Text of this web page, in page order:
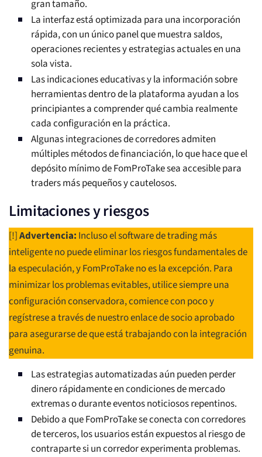
gran tamaño.
La interfaz está optimizada para una incorporación
rápida, con un único panel que muestra saldos,
operaciones recientes y estrategias actuales en una
sola vista.
Las indicaciones educativas y la información sobre
herramientas dentro de la plataforma ayudan a los
principiantes a comprender qué cambia realmente
cada configuración en la práctica.
Algunas integraciones de corredores admiten
múltiples métodos de financiación, lo que hace que el
depósito mínimo de FomProTake sea accesible para
traders más pequeños y cautelosos.
Limitaciones y riesgos
[!]Advertencia: Incluso el software de trading más
inteligente no puede eliminar los riesgos fundamentales de
la especulación, y FomProTake no es la excepción. Para
minimizar los problemas evitables, utilice siempre una
configuración conservadora, comience con poco y
regístrese a través de nuestro enlace de socio aprobado
para asegurarse de que está trabajando con la integración
genuina.
Las estrategias automatizadas aún pueden perder
dinero rápidamente en condiciones de mercado
extremas o durante eventos noticiosos repentinos.
Debido a que FomProTake se conecta con corredores
de terceros, los usuarios están expuestos al riesgo de
contraparte si un corredor experimenta problemas.